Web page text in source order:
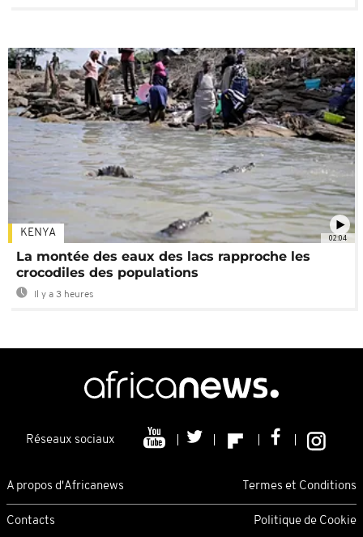
02:04
KENYA
La montée des eaux des lacs rapproche les
crocodiles des populations
Il y a 3 heures
Réseaux sociaux
A propos d'Africanews Termes et Conditions
Contacts Politique de Cookie